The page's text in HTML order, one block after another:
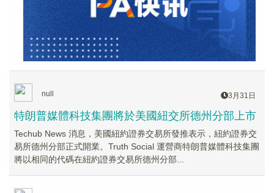
null 3月31日
特朗普媒體科技集團將於美國紐交所德州分部上市
Techub News 消息，美國紐約證券交易所發推表示，紐約證券交
易所德州分部正式開業。Truth Social 運營商特朗普媒體科技集團
將以相同的代碼在紐約證券交易所德州分部...